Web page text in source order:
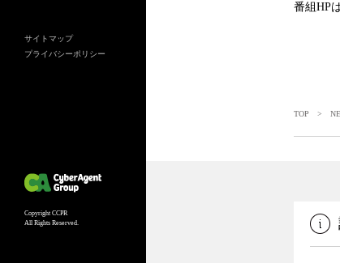
サイトマップ
プライバシーポリシー
Copyright CCPR
All Rights Reserved.
番組HP
TOP >